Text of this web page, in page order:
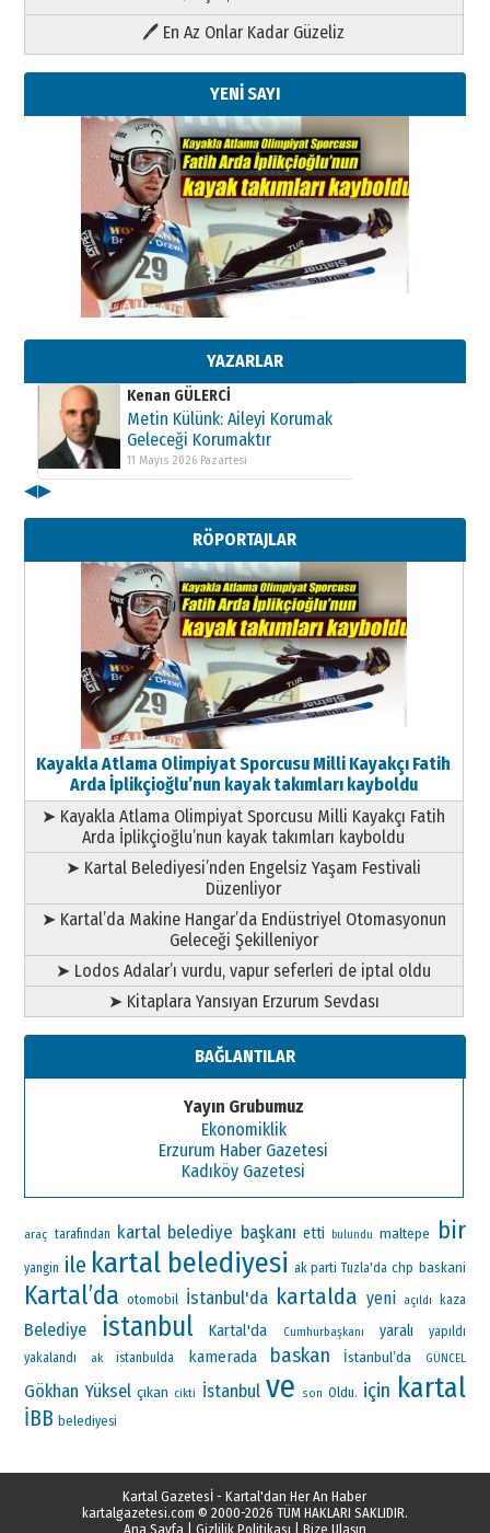
🖊 En Az Onlar Kadar Güzeliz
YENİ SAYI
YAZARLAR
Kenan GÜLERCİ
Metin Külünk: Aileyi Korumak
11 Mayıs 2026 Pazartesi
Kenan GÜLERCİ
Metin Külünk: Aileyi Korumak
Geleceği Korumaktır
11 Mayıs 2026 Pazartesi
Metin Külünk: Aileyi Korumak
Geleceği Korumaktır
11 Mayıs 2026 Pazartesi
◀▶
RÖPORTAJLAR
Kayakla Atlama Olimpiyat Sporcusu Milli Kayakçı Fatih
Arda İplikçioğlu’nun kayak takımları kayboldu
➤ Kayakla Atlama Olimpiyat Sporcusu Milli Kayakçı Fatih
Arda İplikçioğlu’nun kayak takımları kayboldu
➤ Kartal Belediyesi’nden Engelsiz Yaşam Festivali
Düzenliyor
➤ Kartal’da Makine Hangar’da Endüstriyel Otomasyonun
Geleceği Şekilleniyor
➤ Lodos Adalar’ı vurdu, vapur seferleri de iptal oldu
➤ Kitaplara Yansıyan Erzurum Sevdası
BAĞLANTILAR
Yayın Grubumuz
Ekonomiklik
Erzurum Haber Gazetesi
Kadıköy Gazetesi
araç tarafından kartal belediye başkanı etti bulundu maltepe bir
yangin ile kartal belediyesi ak parti Tuzla'da chp baskani
Kartal’da otomobil İstanbul'da kartalda yeni açıldı kaza
Belediye istanbul Kartal'da Cumhurbaşkanı yaralı
yapıldı
yakalandı
ak istanbulda kamerada baskan İstanbul’da GÜNCEL
Gökhan Yüksel çıkan cikti İstanbul ve son Oldu. için kartal
İBB belediyesi
Kartal Gazetesİ - Kartal'dan Her An Haber
kartalgazetesi.com © 2000-2026 TÜM HAKLARI SAKLIDIR.
Ana Sayfa
Gizlilik Politikası Bize Ulaşın